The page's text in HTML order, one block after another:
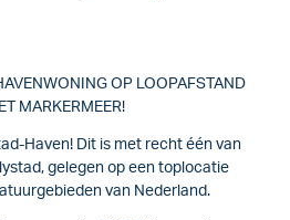
OP LOOPAFSTAND
MARKERMEER!
Haven! Dit is met recht één van
gelegen op een toplocatie
van Nederland.